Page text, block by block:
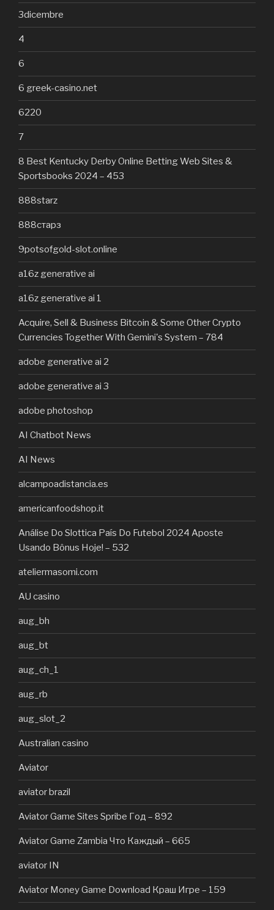
3dicembre
4
6
6 greek-casino.net
6220
7
8 Best Kentucky Derby Online Betting Web Sites &
Sportsbooks 2024 – 453
888starz
888старз
9potsofgold-slot.online
a16z generative ai
a16z generative ai 1
Acquire, Sell & Business Bitcoin & Some Other Crypto
Currencies Together With Gemini's System – 784
adobe generative ai 2
adobe generative ai 3
adobe photoshop
AI Chatbot News
AI News
alcampoadistancia.es
americanfoodshop.it
Análise Do Slottica País Do Futebol 2024 Aposte
Usando Bônus Hoje! – 532
ateliermasomi.com
AU casino
aug_bh
aug_bt
aug_ch_1
aug_rb
aug_slot_2
Australian casino
Aviator
aviator brazil
Aviator Game Sites Spribe Год – 892
Aviator Game Zambia Что Каждый – 665
aviator IN
Aviator Money Game Download Краш Игре – 159